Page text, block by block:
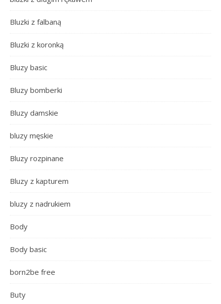
Bluzki z falbaną
Bluzki z koronką
Bluzy basic
Bluzy bomberki
Bluzy damskie
bluzy męskie
Bluzy rozpinane
Bluzy z kapturem
bluzy z nadrukiem
Body
Body basic
born2be free
Buty